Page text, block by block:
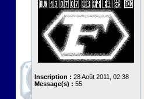
Inscription : 28 Août 2011, 02:38
Message(s) : 55